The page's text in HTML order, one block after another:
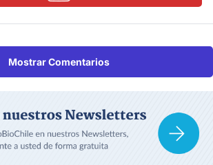
Mostrar Comentarios